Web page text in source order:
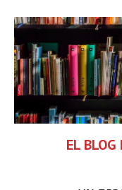
EL BLOG